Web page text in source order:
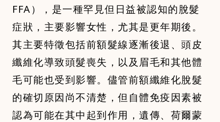
FFA），是一種罕見但日益被認知的脫髮
症狀，主要影響女性，尤其是更年期後。
其主要特徵包括前額髮線逐漸後退、頭皮
纖維化導致頭髮喪失，以及眉毛和其他體
毛可能也受到影響。儘管前額纖維化脫髮
的確切原因尚不清楚，但自體免疫因素被
認為可能在其中起到作用，遺傳、荷爾蒙